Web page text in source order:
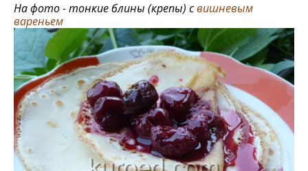
На фото - тонкие блины (крепы) свишневым
вареньем